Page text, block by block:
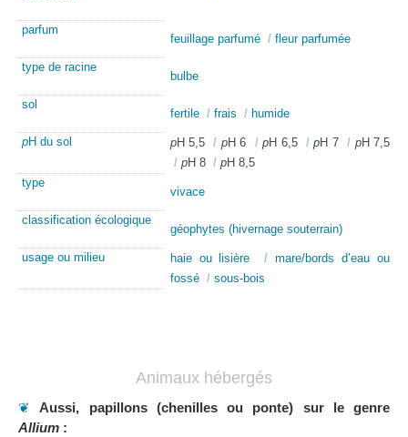
parfum
feuillage parfumé / fleur parfumée
type de racine
bulbe
sol
fertile / frais / humide
pH du sol pH 5,5 / pH 6 /pH 6,5 /pH 7 / pH 7,5
/ pH 8 / pH 8,5
type
vivace
classification écologique
géophytes (hivernage souterrain)
usage ou milieu haie ou lisière /mare/bords d’eau ou
fossé / sous-bois
Animaux hébergés
❦Aussi, papillons (chenilles ou ponte) sur le genre
Allium :